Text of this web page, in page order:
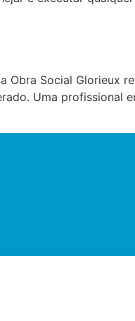
Obra Social Glorieux
Uma profissional